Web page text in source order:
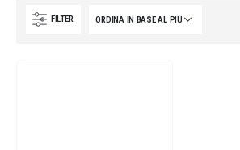
FILTER